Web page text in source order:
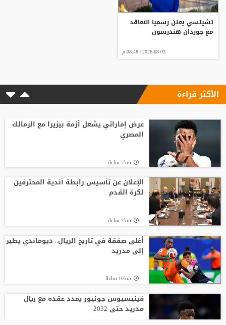
تشيلسي يعلن رسميا التعاقد
مع جوردان هندرسون
2026-08-03 | 08:48 م
الأكثر قراءة
عرض إماراتي يشعل أزمة بيزيرا مع الزمالك
المصري
منذ7 ساعة
الإعلان عن تأسيس رابطة أندية المحترفين
لكرة القدم
منذ2 ساعة
أغلى صفقة في تاريخ الريال.. ديوماندي يطير
إلى مدريد
منذ10 ساعة
فينيسيوس جونيور يمدد عقده مع ريال
مدريد حتى 2032